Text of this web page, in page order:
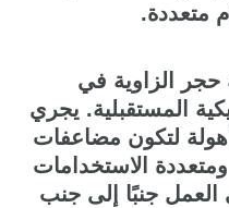
متعددة.
حجر الزاوية في
المستقبلية. يجري
لتكون مضاعفات
الاستخدامات
العمل جنبًا إلى جنب